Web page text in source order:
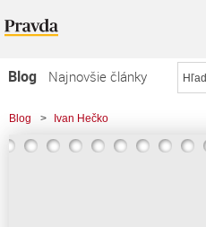
Blog
Najnovšie články
Najčítanejšie články
Najkomentovanejšie články
Blog > Ivan Hečko
> Oslávili sme návrat ku kapitalizmu -